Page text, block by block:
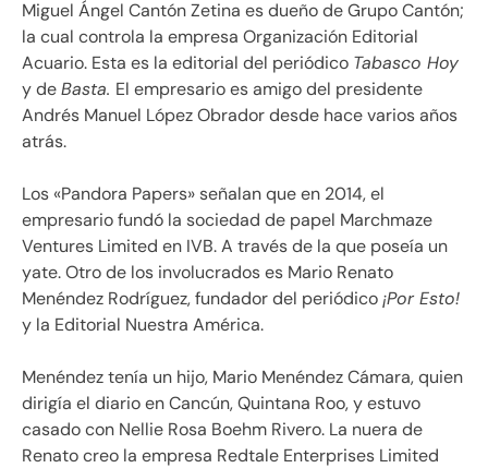
Miguel Ángel Cantón Zetina es dueño de Grupo Cantón;
la cual controla la empresa Organización Editorial
Acuario. Esta es la editorial del periódico Tabasco Hoy
y deBasta. El empresario es amigo del presidente
Andrés Manuel López Obrador desde hace varios años
atrás.
Los «Pandora Papers» señalan que en 2014, el
empresario fundó la sociedad de papel Marchmaze
Ventures Limited en IVB. A través de la que poseía un
yate. Otro de los involucrados es Mario Renato
Menéndez Rodríguez, fundador del periódico¡Por Esto!
y la Editorial Nuestra América.
Menéndez tenía un hijo, Mario Menéndez Cámara, quien
dirigía el diario en Cancún, Quintana Roo, y estuvo
casado con Nellie Rosa Boehm Rivero. La nuera de
Renato creo la empresa Redtale Enterprises Limited